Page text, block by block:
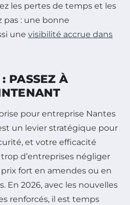
les pertes de temps et les
pas : une bonne
une visibilité accrue dans
PASSEZ À
pour entreprise Nantes
un levier stratégique pour
et votre efficacité
trop d’entreprises négliger
fort en amendes ou en
En 2026, avec les nouvelles
renforcés, il est temps